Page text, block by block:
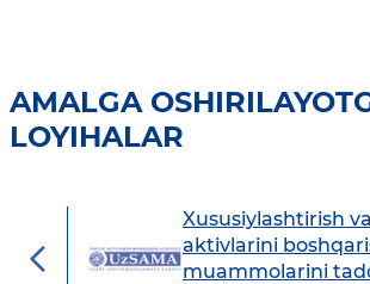
AMALGA
LOYIHALAR
Xususiylashtirish
aktivlarini
muammolarini